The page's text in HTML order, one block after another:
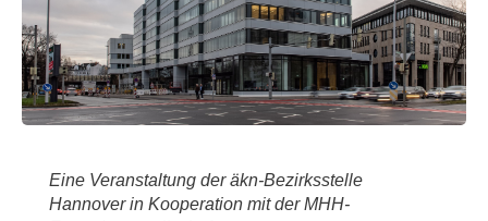
Eine Veranstaltung der äkn-Bezirksstelle
Hannover in Kooperation mit der MHH-